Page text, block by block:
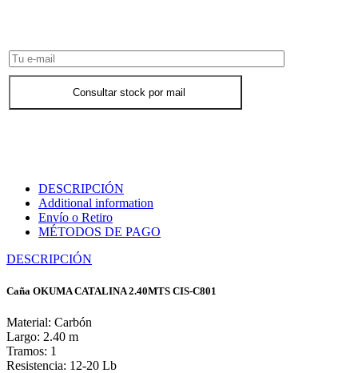
Consultar stock por mail
DESCRIPCIÓN
Additional information
Envío o Retiro
MÉTODOS DE PAGO
DESCRIPCIÓN
Caña OKUMA CATALINA 2.40MTS CIS-C801
Material: Carbón
Largo: 2.40 m
Tramos: 1
Resistencia: 12-20 Lb